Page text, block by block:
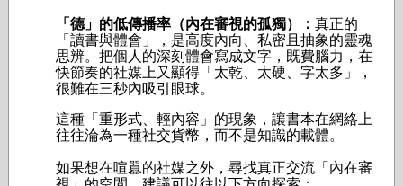
「德」的低傳播率（內在審視的孤獨）： 真正的
「讀書與體會」，是高度內向、私密且抽象的靈魂
思辨。把個人的深刻體會寫成文字，既費腦力，在
快節奏的社媒上又顯得「太乾、太硬、字太多」，
很難在三秒內吸引眼球。
這種「重形式、輕內容」的現象，讓書本在網絡上
往往淪為一種社交貨幣，而不是知識的載體。
如果想在喧囂的社媒之外，尋找真正交流「內在審